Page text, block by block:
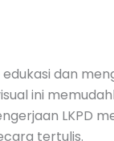
dan
ini
LKPD
tertulis.